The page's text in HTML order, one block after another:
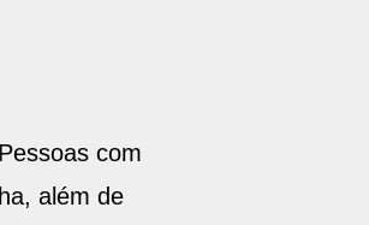
com
além de